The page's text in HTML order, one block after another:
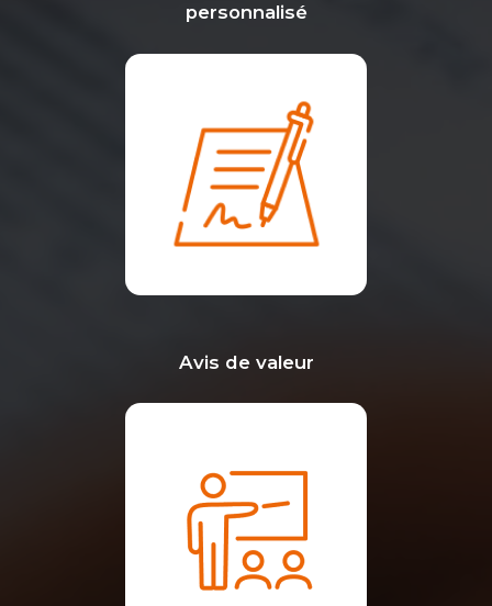
personnalisé
Avis de valeur